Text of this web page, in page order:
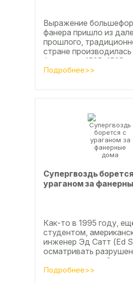
Выражение
фанера пришло из
прошлого,
стране
форматом
дюймов), форматы
Подробнее>>
Супергвоздь
ураганом за
Как-то в 1995 году,
студентом,
инженер Эд Сатт (Ed
осматривать
ураганом дома. Он
ударов стихии в
Подробнее>>